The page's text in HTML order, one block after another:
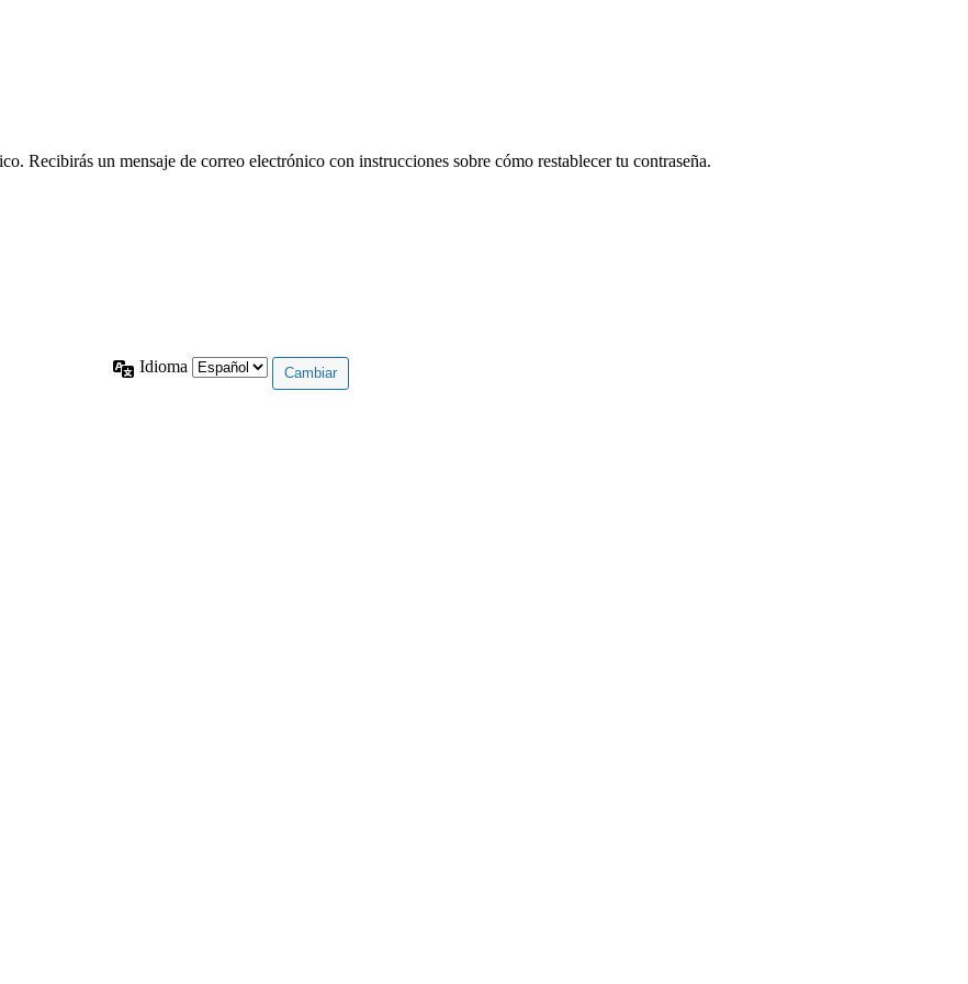
Recibirás un mensaje de correo electrónico con instrucciones sobre cómo restablecer tu contraseña.
Idioma